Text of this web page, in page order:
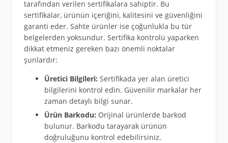
tarafından verilen sertifikalara sahiptir. Bu
sertifikalar, ürünün içeriğini, kalitesini ve güvenliğini
garanti eder. Sahte ürünler ise çoğunlukla bu tür
belgelerden yoksundur. Sertifika kontrolü yaparken
dikkat etmeniz gereken bazı önemli noktalar
şunlardır:
Üretici Bilgileri: Sertifikada yer alan üretici
bilgilerini kontrol edin. Güvenilir markalar her
zaman detaylı bilgi sunar.
Ürün Barkodu: Orijinal ürünlerde barkod
bulunur. Barkodu tarayarak ürünün
doğruluğunu kontrol edebilirsiniz.